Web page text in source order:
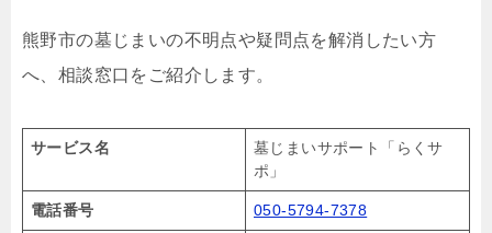
熊野市の墓じまいの不明点や疑問点を解消したい方
へ、相談窓口をご紹介します。
サービス名
墓じまいサポート「らくサ
ポ」
電話番号 050-5794-7378